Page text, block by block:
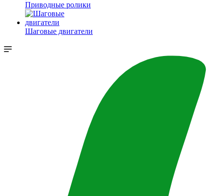
Приводные ролики
Шаговые двигатели